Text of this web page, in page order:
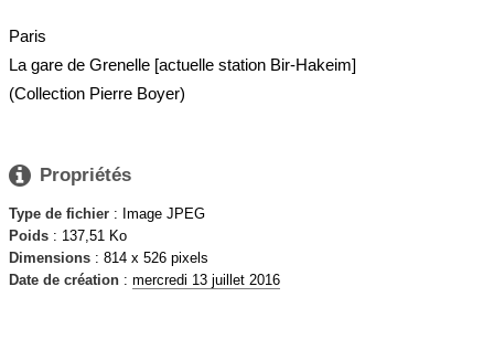
Paris
La gare de Grenelle [actuelle station Bir-Hakeim]
(Collection Pierre Boyer)
 Propriétés
Type de fichier : Image JPEG
Poids : 137,51 Ko
Dimensions : 814 x 526 pixels
Date de création : mercredi 13 juillet 2016